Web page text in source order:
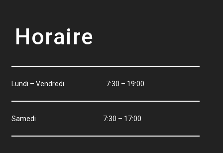
Horaire
Lundi – Vendredi 7:30 – 19:00
Samedi 7:30 – 17:00